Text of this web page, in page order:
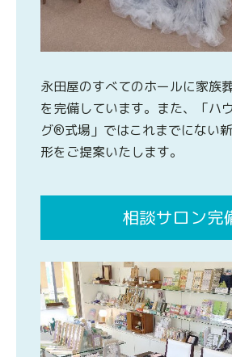
永田屋のすべてのホールに家族
を完備しています。また、「ハ
グ®式場」ではこれまでにない
形をご提案いたします。
相談サロン完